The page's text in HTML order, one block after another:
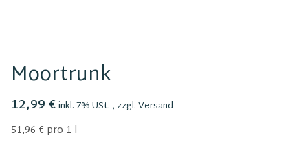
Moortrunk
12,99 €inkl. 7% USt. , zzgl.Versand
51,96 € pro 1 l